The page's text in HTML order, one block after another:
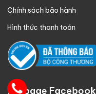
Chính sách bảo hành
Hình thức thanh toán
Fanpage Facebook